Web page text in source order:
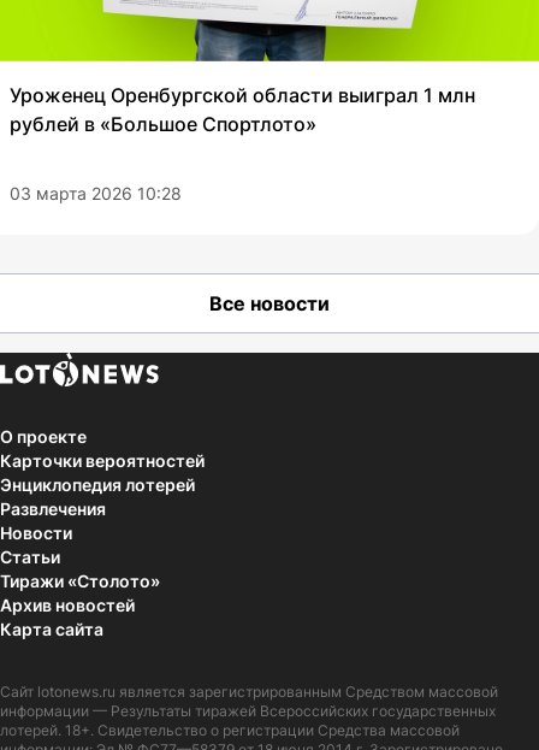
Уроженец Оренбургской области выиграл 1 млн
рублей в «Большое Спортлото»
03 марта 2026 10:28
Все новости
О проекте
Карточки вероятностей
Энциклопедия лотерей
Развлечения
Новости
Статьи
Тиражи «Столото»
Архив новостей
Карта сайта
Сайт lotonews.ru является зарегистрированным Средством массовой
информации — Результаты тиражей Всероссийских государственных
лотерей. 18+. Свидетельство о регистрации Средства массовой